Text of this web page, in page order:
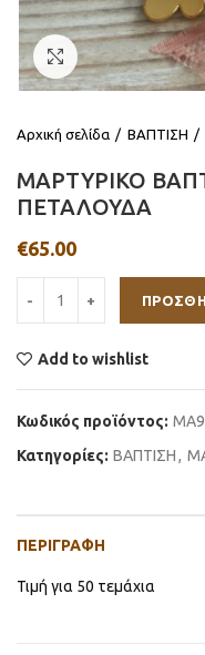
Click to enlarge
Αρχική σελίδα ΒΑΠΤΙΣΗ
ΜΑΡΤΥΡΙΚΟ
ΠΕΤΑΛΟΥΔΑ
€65.00
Add to wishlist
Κωδικός προϊόντος:
Κατηγορίες: ΒΑΠΤΙΣΗ,
ΠΕΡΙΓΡΑΦΉ
Τιμή για 50 τεμάχια